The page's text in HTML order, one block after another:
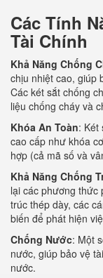
Các Tính
Tài Chính
Khả Năng Chống
chịu nhiệt cao, giúp
Các két sắt chống
liệu chống cháy và
Khóa An Toàn: Két
cao cấp như khóa
hợp (cả mã số và
Khả Năng Chống
lại các phương thức
trúc thép dày, các
biến để phát hiện
Chống Nước: Một
nước, giúp bảo vệ
nước.